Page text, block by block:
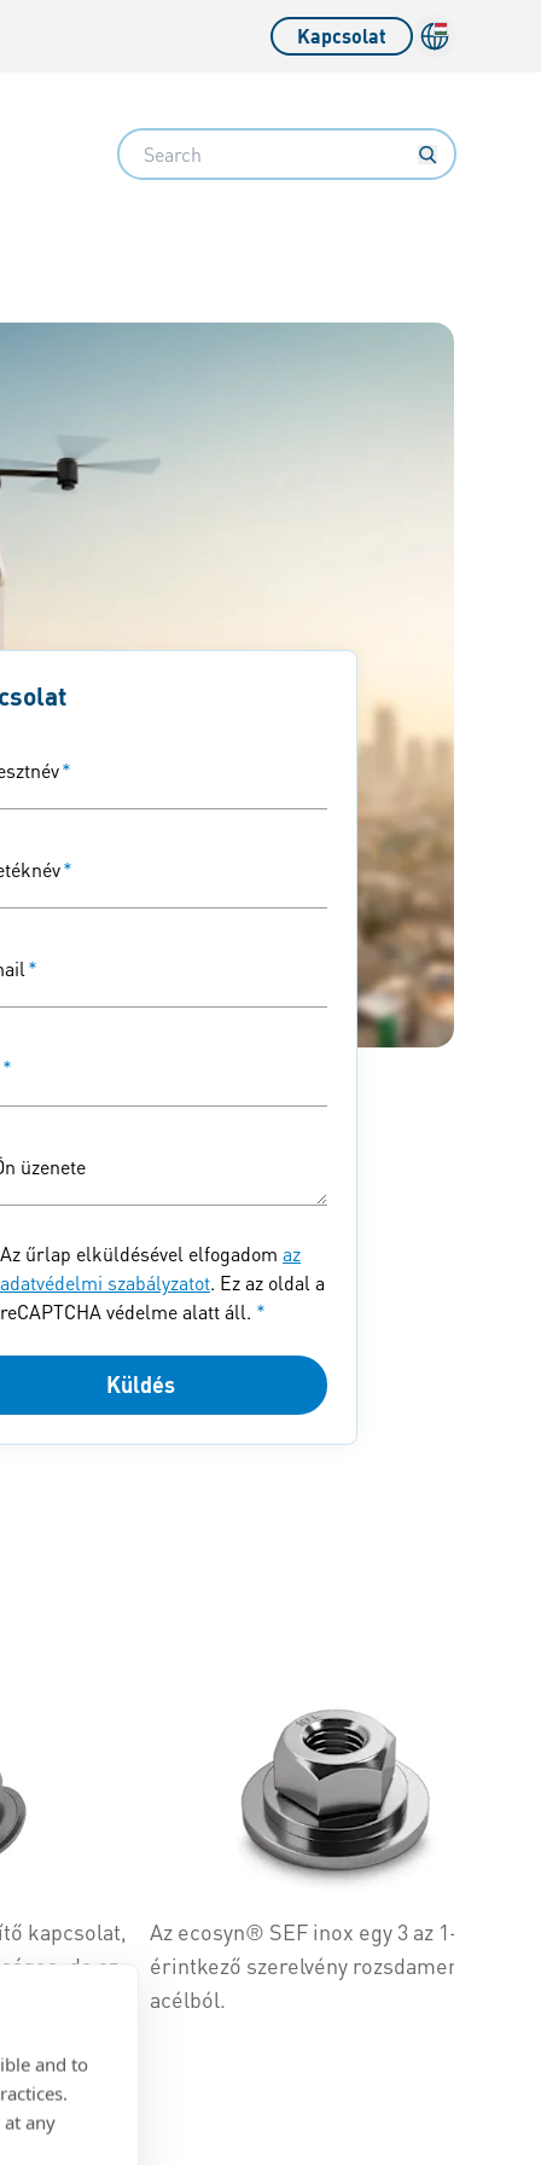
and to
any
Kapcsolat
Search
*
*
*
*
üzenete
Az űrlap elküldésével elfogadom az
adatvédelmi szabályzatot. Ez az oldal a
reCAPTCHA védelme alatt áll. *
Küldés
kapcsolat,
de az
Az ecosyn® SEF inox egy 3 az 1-ben
érintkező szerelvény rozsdamentes
acélból.